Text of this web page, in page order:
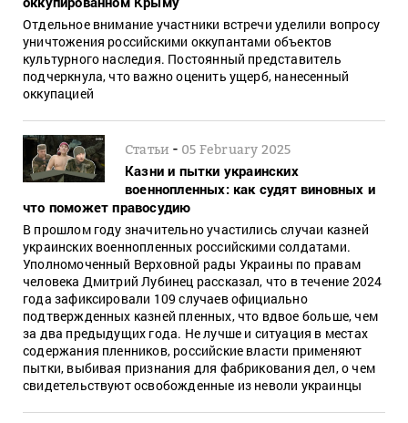
Отдельное внимание участники встречи уделили вопросу
уничтожения российскими оккупантами объектов
культурного наследия. Постоянный представитель
подчеркнула, что важно оценить ущерб, нанесенный
оккупацией
Статьи - 05 February 2025
Казни и пытки украинских
военнопленных: как судят виновных и
что поможет правосудию
В прошлом году значительно участились случаи казней
украинских военнопленных российскими солдатами.
Уполномоченный Верховной рады Украины по правам
человека Дмитрий Лубинец рассказал, что в течение 2024
года зафиксировали 109 случаев официально
подтвержденных казней пленных, что вдвое больше, чем
за два предыдущих года. Не лучше и ситуация в местах
содержания пленников, российские власти применяют
пытки, выбивая признания для фабрикования дел, о чем
свидетельствуют освобожденные из неволи украинцы